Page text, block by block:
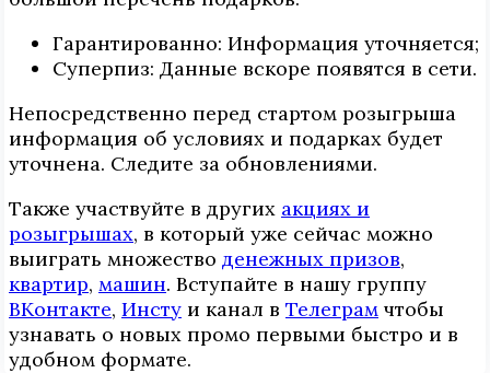
Гарантированно: Информация уточняется;
Суперпиз: Данные вскоре появятся в сети.
Непосредственно перед стартом розыгрыша
информация об условиях и подарках будет
уточнена. Следите за обновлениями.
Также участвуйте в других акциях и
розыгрышах, в который уже сейчас можно
выиграть множество денежных призов,
квартир, машин. Вступайте в нашу группу
ВКонтакте, Инcтy и канал в Телеграм чтобы
узнавать о новых промо первыми быстро и в
удобном формате.